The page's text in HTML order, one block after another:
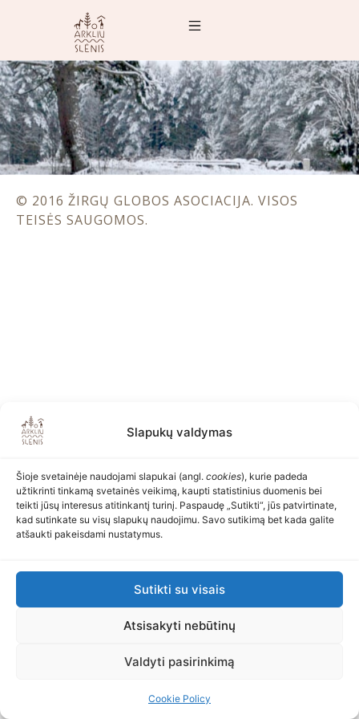
Slapukų valdymas
Šioje svetainėje naudojami slapukai (angl. cookies), kurie padeda
užtikrinti tinkamą svetainės veikimą, kaupti statistinius duomenis bei
teikti jūsų interesus atitinkantį turinį. Paspaudę „Sutikti“, jūs patvirtinate,
kad sutinkate su visų slapukų naudojimu. Savo sutikimą bet kada galite
atšaukti pakeisdami nustatymus.
Sutikti su visais
Atsisakyti nebūtinų
Valdyti pasirinkimą
Cookie Policy
© 2016 ŽIRGŲ GLOBOS ASOCIACIJA. VISOS
TEISĖS SAUGOMOS.